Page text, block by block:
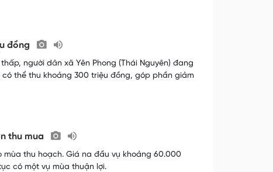
đồng
người dân xã Yên Phong (Thái Nguyên) đang
có thể thu khoảng 300 triệu đồng, góp phần giảm
thu mua
mùa thu hoạch. Giá na đầu vụ khoảng 60.000
có một vụ mùa thuận lợi.